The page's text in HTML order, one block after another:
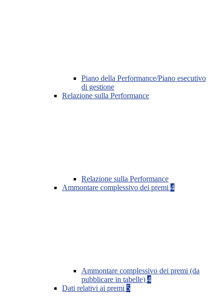
Piano della Performance/Piano esecutivo
di gestione
Relazione sulla Performance
Relazione sulla Performance
Ammontare complessivo dei premi 4
Ammontare complessivo dei premi (da
pubblicare in tabelle) 4
Dati relativi ai premi 5